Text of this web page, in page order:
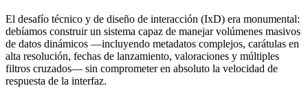
El desafío técnico y de diseño de interacción (IxD) era monumental:
debíamos construir un sistema capaz de manejar volúmenes masivos
de datos dinámicos —incluyendo metadatos complejos, carátulas en
alta resolución, fechas de lanzamiento, valoraciones y múltiples
filtros cruzados— sin comprometer en absoluto la velocidad de
respuesta de la interfaz.